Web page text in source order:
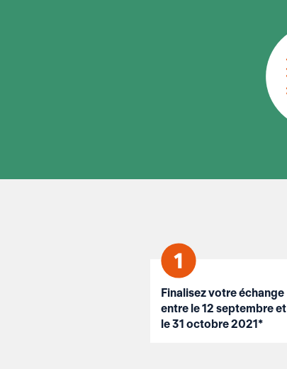
Finalisez votre échange
entre le 12 septembre et
le 31 octobre 2021*